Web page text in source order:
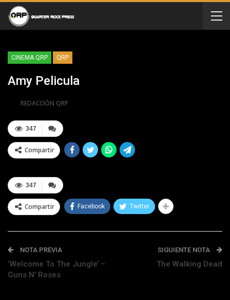
CINEMA QRP QRP
Amy Pelicula
REDACCIÓN QRP
347
Compartir
347
Compartir Facebook Twitter
NOTA PREVIA
‘Welcome To The Jungle’ –
Guns N’ Roses
SIGUIENTE NOTA
The Walking Dead